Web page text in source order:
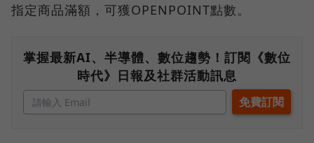
指定商品滿額，可獲OPENPOINT點數。
掌握最新AI、半導體、數位趨勢！訂閱《數位
時代》日報及社群活動訊息